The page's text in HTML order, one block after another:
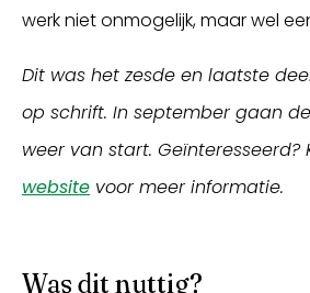
werk niet onmogelijk, maar wel
Dit was het zesde en laatste
op schrift. In september gaan
weer van start. Geïnteresseerd?
website voor meer informatie.
Was dit nuttig?